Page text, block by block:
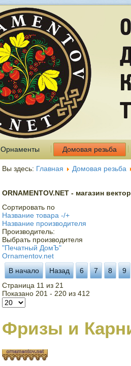
Орнаменты Домовая резьба
Вы здесь: Главная Домовая резьба
ORNAMENTOV.NET - магазин
Сортировать по
Название товара -/+
Название производителя
Производитель:
Выбрать производителя
"Печатный ДомЪ"
Ornamentov.net
В начало
Назад 6 7 8 9
Страница 11 из 21
Показано 201 - 220 из 412
Фризы и